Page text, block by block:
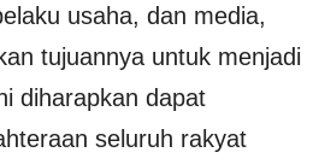
usaha, dan media,
tujuannya untuk menjadi
diharapkan dapat
seluruh rakyat